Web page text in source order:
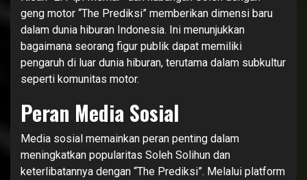
geng motor “The Prediksi” memberikan dimensi baru
dalam dunia hiburan Indonesia. Ini menunjukkan
bagaimana seorang figur publik dapat memiliki
pengaruh di luar dunia hiburan, terutama dalam subkultur
seperti komunitas motor.
Peran Media Sosial
Media sosial memainkan peran penting dalam
meningkatkan popularitas Soleh Solihun dan
keterlibatannya dengan “The Prediksi”. Melalui platform